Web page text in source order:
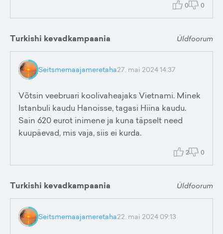
0 0
Turkishi kevadkampaania Üldfoorum
Seitsmemaajameretaha27. mai 2024 14:37
Võtsin veebruari koolivaheajaks Vietnami. Minek
Istanbuli kaudu Hanoisse, tagasi Hiina kaudu.
Sain 620 eurot inimene ja kuna täpselt need
kuupäevad, mis vaja, siis ei kurda.
2 0
Turkishi kevadkampaania Üldfoorum
Seitsmemaajameretaha22. mai 2024 09:13